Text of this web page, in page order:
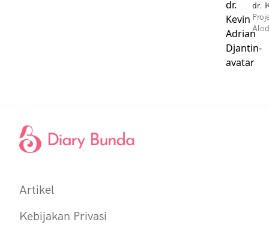
dr.
Artikel
Kebijakan Privasi